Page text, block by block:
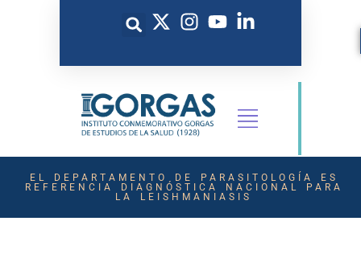
EL DEPARTAMENTO DE PARASITOLOGÍA ES
REFERENCIA DIAGNÓSTICA NACIONAL PARA
LA LEISHMANIASIS